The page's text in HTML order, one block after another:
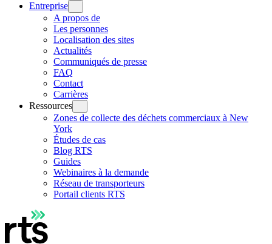
Entreprise
A propos de
Les personnes
Localisation des sites
Actualités
Communiqués de presse
FAQ
Contact
Carrières
Ressources
Zones de collecte des déchets commerciaux à New
York
Études de cas
Blog RTS
Guides
Webinaires à la demande
Réseau de transporteurs
Portail clients RTS